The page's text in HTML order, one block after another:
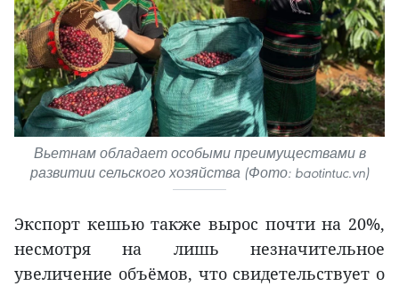
Вьетнам обладает особыми преимуществами в
развитии сельского хозяйства (Фото: baotintuc.vn)
Экспорт кешью также вырос почти на 20%,
несмотря на лишь незначительное
увеличение объёмов, что свидетельствует о